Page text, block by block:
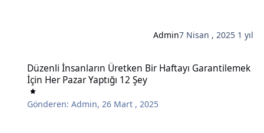
Admin7 Nisan , 2025 1 yıl
Düzenli İnsanların Üretken Bir Haftayı Garantilemek
İçin Her Pazar Yaptığı 12 Şey
Gönderen:Admin, 26 Mart , 2025